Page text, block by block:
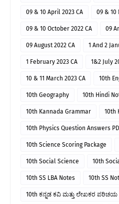
09 & 10 April 2023 CA 09 & 10
09 & 10 October 2022 CA 09
09 August 2022 CA 1 And 2
1 February 2023 CA 1&2 July
10 & 11 March 2023 CA 10th
10th Geography 10th Hindi
10th Kannada Grammar 10th
10th Physics Question Answers
10th Science Scoring Package
10th Social Science 10th
10th SS LBA Notes 10th SS
10th ಕನ್ನಡ ಕವಿ ಮತ್ತು ಲೇಖಕರ ಪರಿಚಯ